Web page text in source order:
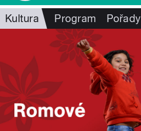
Kultura Program Pořady